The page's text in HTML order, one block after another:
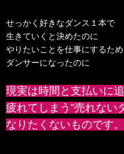
せっかく好きなダンス１本で
生きていくと決めたのに
やりたいことを仕事にするた
ダンサーになったのに
現実は時間と支払いに
疲れてしまう”売れない
なりたくないものです。